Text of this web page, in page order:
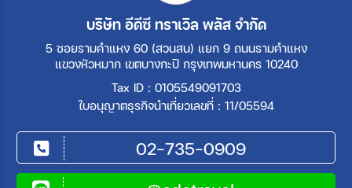
บริษัท อีดีซี ทราเวิล พลัส จำกัด
5 ซอยรามคำแหง 60 (สวนสน) แยก 9 ถนนรามคำแหง
แขวงหัวหมาก เขตบางกะปิ กรุงเทพมหานคร 10240
Tax ID : 0105549091703
ใบอนุญาตธุรกิจนำเที่ยวเลขที่ : 11/05594
02-735-0909